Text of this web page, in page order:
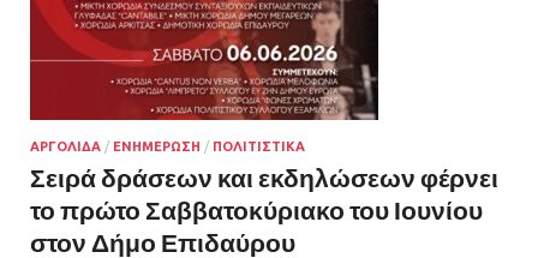
ΑΡΓΟΛΙΔΑ / ΕΝΗΜΕΡΩΣΗ / ΠΟΛΙΤΙΣΤΙΚΑ
Σειρά δράσεων και εκδηλώσεων φέρνει
το πρώτο Σαββατοκύριακο του Ιουνίου
στον Δήμο Επιδαύρου